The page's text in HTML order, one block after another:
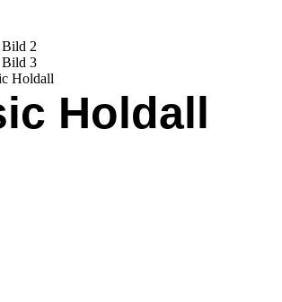
Holdall
Holdall